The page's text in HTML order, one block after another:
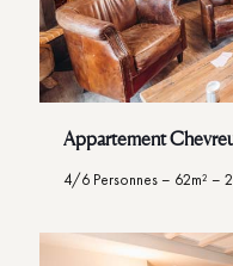
Appartement
4/6 Personnes – 62m² –